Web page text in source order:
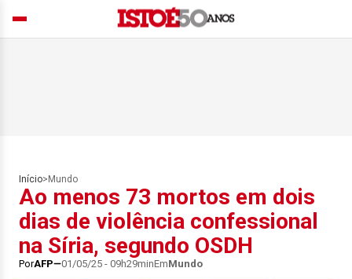
Início> Mundo
Ao menos 73 mortos em dois
dias de violência confessional
na Síria, segundo OSDH
PorAFP 01/05/25 - 09h29minEmMundo